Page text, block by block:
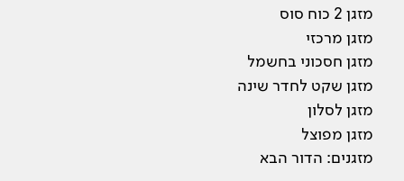
מזגן 2 כוח סוס
מזגן מרכזי
מזגן חסכוני בחשמל
מזגן שקט לחדר שינה
מזגן לסלון
מזגן מפוצל
מזגנים: הדור הבא